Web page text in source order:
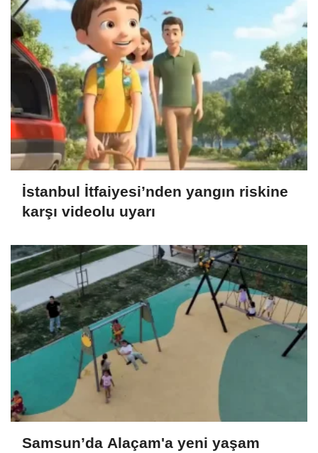
İstanbul İtfaiyesi’nden yangın riskine
karşı videolu uyarı
Samsun’da Alaçam'a yeni yaşam